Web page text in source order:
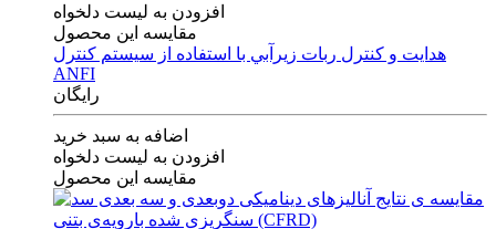
افزودن به لیست دلخواه
مقایسه این محصول
هدايت و كنترل ربات زيرآبي با استفاده از سيستم كنترل
ANFI
رایگان
اضافه به سبد خرید
افزودن به لیست دلخواه
مقایسه این محصول